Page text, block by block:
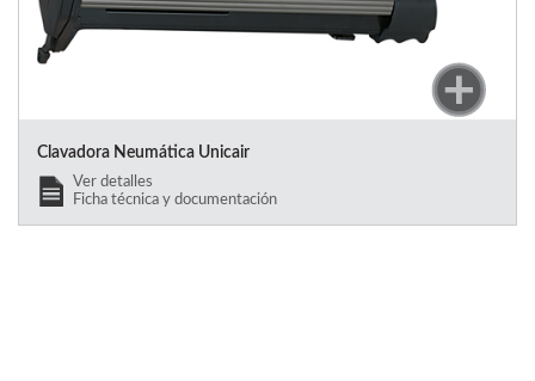
Clavadora Neumática Unicair
Ver detalles
Ficha técnica y documentación